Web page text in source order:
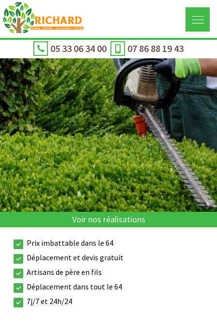
05 33 06 34 00 07 86 88 19 43
Voir nos réalisations
Prix imbattable dans le 64
Déplacement et devis gratuit
Artisans de père en fils
Déplacement dans tout le 64
7j/7 et 24h/24